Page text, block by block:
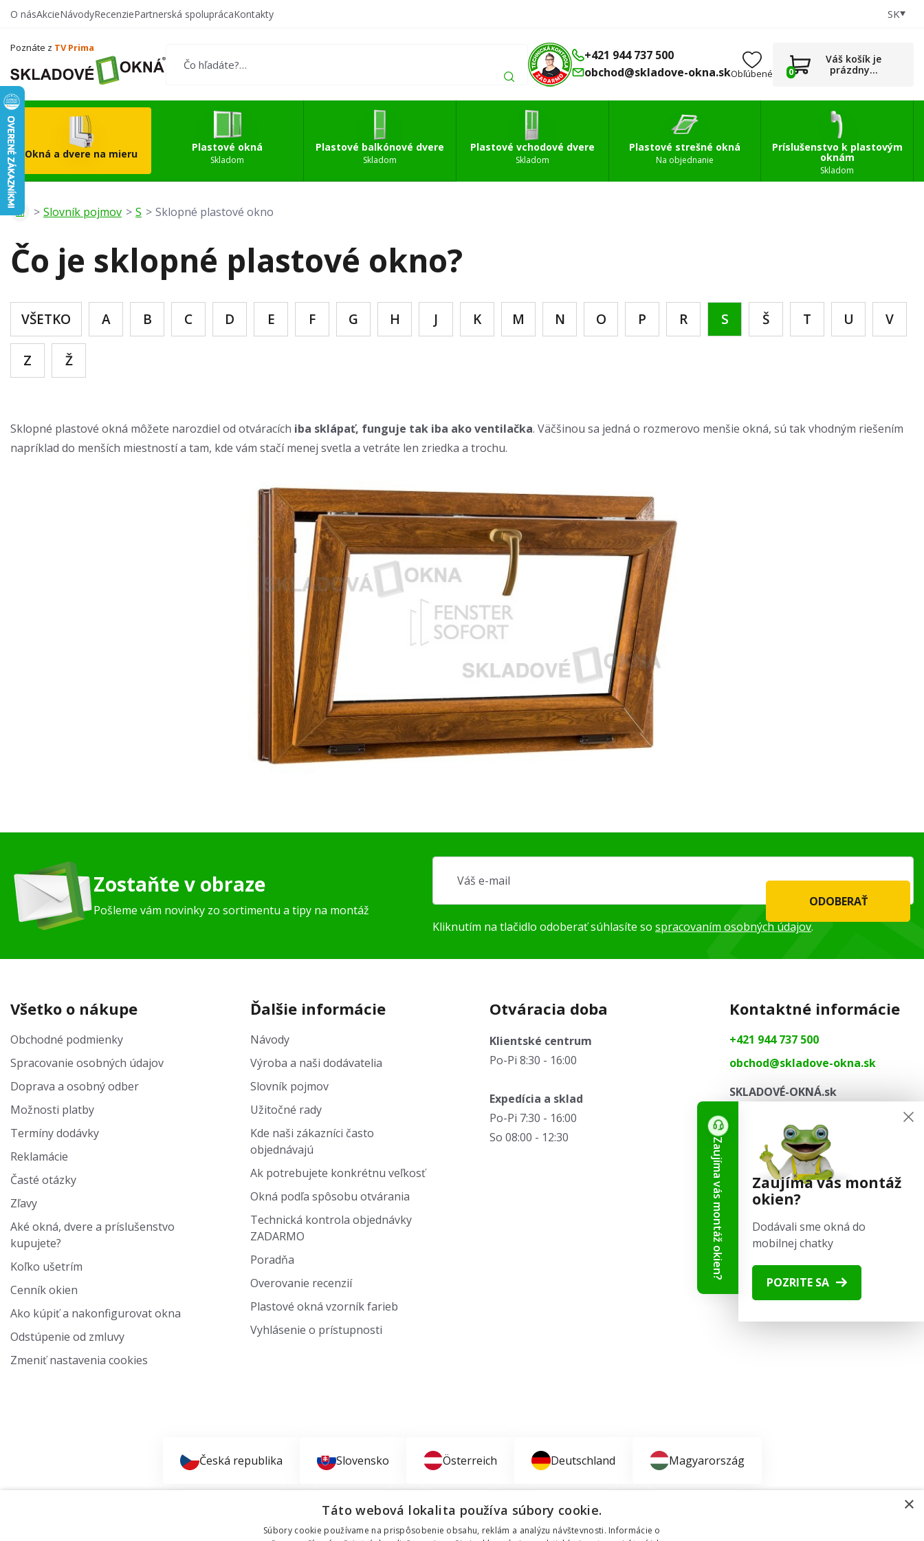
Vytvorte si vlastný
0
O násAkcieNávodyRecenziePartnerská spoluprácaKontakty SK
Poznáte z TV Prima
+421 944 737 500
obchod@skladove-okna.skObľúbené 0
Váš košík je
prázdny...
Okná a dvere na mieru
Plastové okná
Skladom
Plastové balkónové dvere
Skladom
Plastové vchodové dvere
Skladom
Plastové strešné okná
Na objednanie
Príslušenstvo k plastovým
oknám
Skladom
Slovník pojmov S Sklopné plastové okno
Čo je sklopné plastové okno?
VŠETKO A B C D E F G H J K M N O P R S Š T U V
Z Ž
Sklopné plastové okná môžete narozdiel od otváracích iba sklápať, funguje tak iba ako ventilačka. Väčšinou sa jedná o rozmerovo menšie okná, sú tak vhodným riešením
napríklad do menších miestností a tam, kde vám stačí menej svetla a vetráte len zriedka a trochu.
Zostaňte v obraze
Pošleme vám novinky zo sortimentu a tipy na montáž
ODOBERAŤ
Kliknutím na tlačidlo odoberať súhlasíte so spracovaním osobných údajov.
Všetko o nákupe
Obchodné podmienky
Spracovanie osobných údajov
Doprava a osobný odber
Možnosti platby
Termíny dodávky
Reklamácie
Časté otázky
Zľavy
Aké okná, dvere a príslušenstvo
kupujete?
Koľko ušetrím
Cenník okien
Ako kúpiť a nakonfigurovat okna
Odstúpenie od zmluvy
Zmeniť nastavenia cookies
Ďalšie informácie
Návody
Výroba a naši dodávatelia
Slovník pojmov
Užitočné rady
Kde naši zákazníci často
objednávajú
Ak potrebujete konkrétnu veľkosť
Okná podľa spôsobu otvárania
Technická kontrola objednávky
ZADARMO
Poradňa
Overovanie recenzií
Plastové okná vzorník farieb
Vyhlásenie o prístupnosti
Otváracia doba
Klientské centrum
Po-Pi 8:30 - 16:00
Expedícia a sklad
Po-Pi 7:30 - 16:00
So 08:00 - 12:30
Kontaktné informácie
+421 944 737 500
obchod@skladove-okna.sk
SKLADOVÉ-OKNÁ.sk
664 34 Kuřim
Sledujte nás
Česká republika Slovensko Österreich Deutschland Magyarország
Zaujíma vás montáž
okien?
Dodávali sme okná do
mobilnej chatky
POZRITE SA
Zaujíma vás montáž okien?
×
Táto webová lokalita používa súbory cookie.
Súbory cookie používame na prispôsobenie obsahu, reklám a analýzu návštevnosti. Informácie o